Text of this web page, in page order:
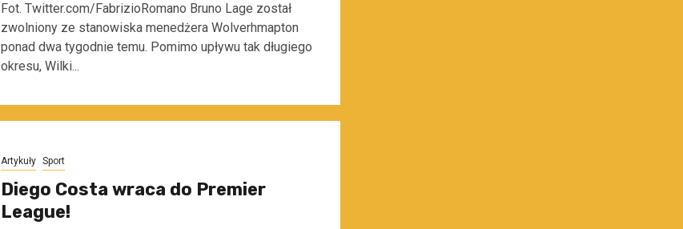
Fot. Twitter.com/FabrizioRomano Bruno Lage został
zwolniony ze stanowiska menedżera Wolverhmapton
ponad dwa tygodnie temu. Pomimo upływu tak długiego
okresu, Wilki...
Artykuły Sport
Diego Costa wraca do Premier
League!